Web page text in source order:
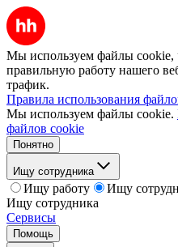
Мы используем файлы cookie,
правильную работу нашего
трафик.
Правила использования
Мы используем файлы cookie.
файлов cookie
Понятно
Ищу сотрудника
Ищу работу
Ищу
Ищу сотрудника
Сервисы
Помощь